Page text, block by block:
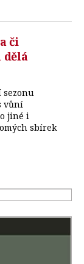
či
dělá
sezonu
vůní
jiné i
sbírek